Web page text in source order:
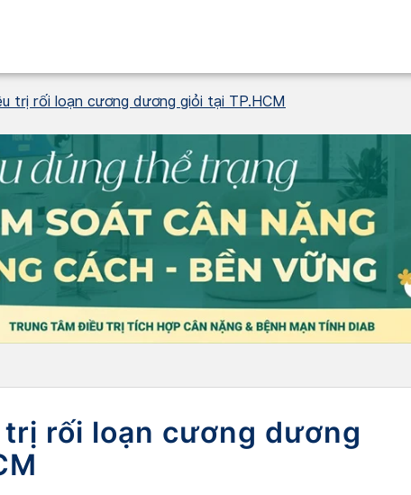
trị rối loạn cương dương giỏi tại TP.HCM
rối loạn cương dương